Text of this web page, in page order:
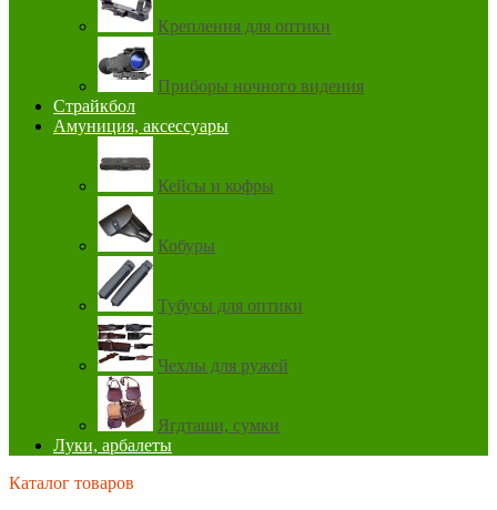
Крепления для оптики
Приборы ночного видения
Страйкбол
Амуниция, аксессуары
Кейсы и кофры
Кобуры
Тубусы для оптики
Чехлы для ружей
Ягдташи, сумки
Луки, арбалеты
Каталог товаров